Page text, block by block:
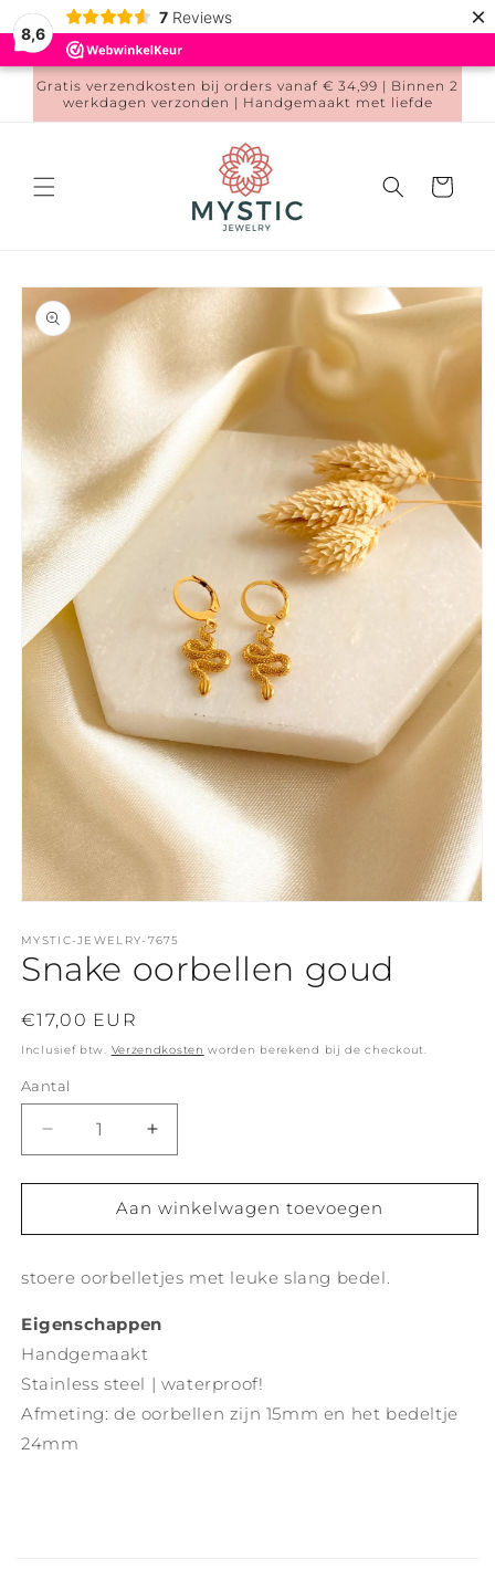
8,6
7 Reviews ×
Meteen
naar de
content
Gratis verzendkosten bij orders vanaf € 34,99 | Binnen 2
werkdagen verzonden | Handgemaakt met liefde
openen
in
modaal
MYSTIC-JEWELRY-7675
Snake oorbellen goud
Normale
prijs
€17,00 EUR
Inclusief btw. Verzendkosten worden berekend bij de checkout.
Aantal
Aantal
verlagen
voor
oorbellen
Aantal
verhogen
voor
Snake
oorbellen
Aan winkelwagen toevoegen
stoere oorbelletjes met leuke slang bedel.
Eigenschappen
Handgemaakt
Stainless steel | waterproof!
Afmeting: de oorbellen zijn 15mm en het bedeltje
24mm